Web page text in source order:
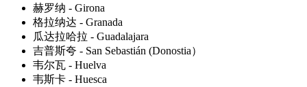
赫罗纳 - Girona
格拉纳达 - Granada
瓜达拉哈拉 - Guadalajara
吉普斯夸 - San Sebastián (Donostia）
韦尔瓦 - Huelva
韦斯卡 - Huesca